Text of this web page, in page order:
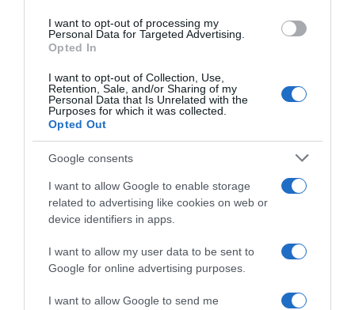
I want to opt-out of processing my
Personal Data for Targeted Advertising.
Opted In
I want to opt-out of Collection, Use,
Retention, Sale, and/or Sharing of my
Personal Data that Is Unrelated with the
Purposes for which it was collected.
Opted Out
Google consents
I want to allow Google to enable storage
related to advertising like cookies on web or
device identifiers in apps.
I want to allow my user data to be sent to
Google for online advertising purposes.
I want to allow Google to send me
ΑΘΛΗΤΙΚΑ
Έγκυος η Κατερίνα Στεφανίδη – Το
ανακοίνωσε με τρυφερή ανάρτηση στα social
media
Σε πελάγη ευτυχίας η ίδια και ο σύζυγός της